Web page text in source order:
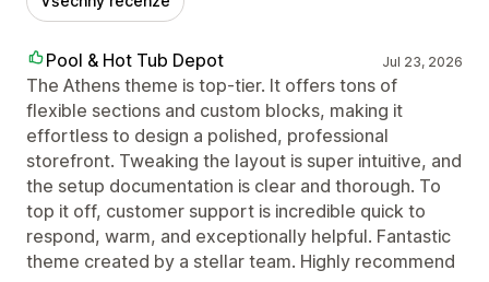
Pool & Hot Tub Depot Jul 23, 2026
The Athens theme is top-tier. It offers tons of
flexible sections and custom blocks, making it
effortless to design a polished, professional
storefront. Tweaking the layout is super intuitive, and
the setup documentation is clear and thorough. To
top it off, customer support is incredible quick to
respond, warm, and exceptionally helpful. Fantastic
theme created by a stellar team. Highly recommend